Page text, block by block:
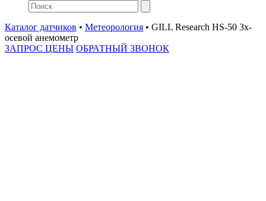
Каталог датчиков • Метеорология • GILL Research HS-50 3х-
осевой анемометр
ЗАПРОС ЦЕНЫ ОБРАТНЫЙ ЗВОНОК